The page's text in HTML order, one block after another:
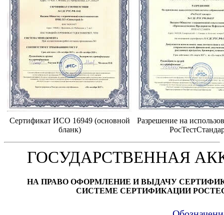
Сертификат ИСО 16949 (основной
бланк)
Разрешение на
ГОСУДАРСТВЕННАЯ
НА ПРАВО ОФОРМЛЕНИЕ И ВЫДАЧУ
СИСТЕМЕ СЕРТИФИКАЦИИ